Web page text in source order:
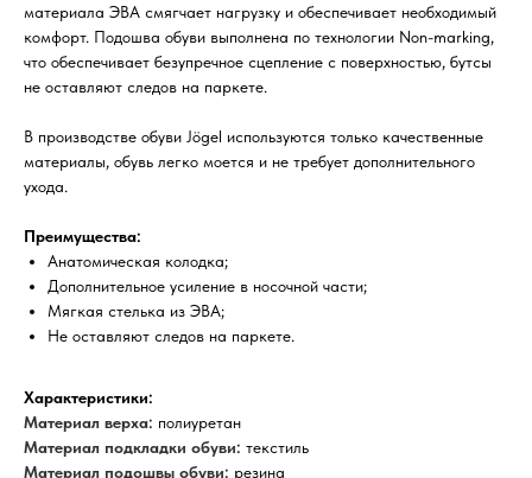
материала ЭВА смягчает нагрузку и обеспечивает необходимый
комфорт. Подошва обуви выполнена по технологии Non-marking,
что обеспечивает безупречное сцепление с поверхностью, бутсы
не оставляют следов на паркете.
В производстве обуви Jögel используются только качественные
материалы, обувь легко моется и не требует дополнительного
ухода.
Преимущества:
Анатомическая колодка;
Дополнительное усиление в носочной части;
Мягкая стелька из ЭВА;
Не оставляют следов на паркете.
Характеристики:
Материал верха: полиуретан
Материал подкладки обуви: текстиль
Материал подошвы обуви: резина